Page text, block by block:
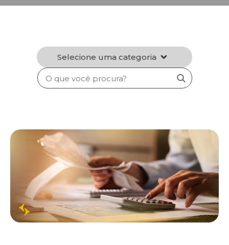
Selecione uma categoria
Search
for: